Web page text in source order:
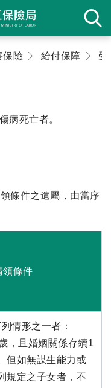
保險 給付保障
病死亡者。
條件之遺屬，由當序
領條件
情形之一者：
，且婚姻關係存續1
但如無謀生能力或
規定之子女者，不